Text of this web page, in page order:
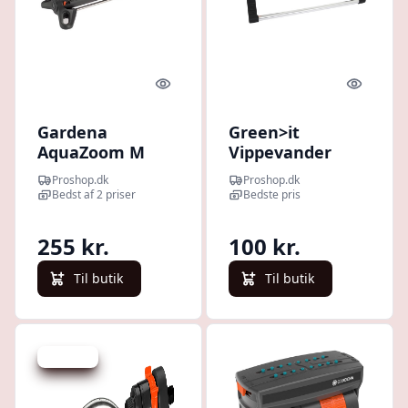
Quick look
Gardena
AquaZoom M
Proshop.dk
Bedst af 2 priser
255 kr.
Til butik
Quick
Green>it
Vippevander
Proshop.dk
Bedste pris
100 kr.
Til butik